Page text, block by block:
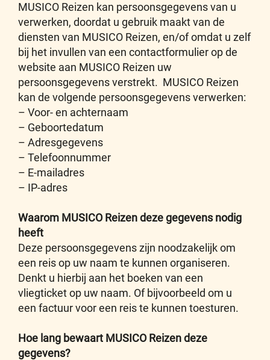
MUSICO Reizen kan persoonsgegevens van u
verwerken, doordat u gebruik maakt van de
diensten van MUSICO Reizen, en/of omdat u zelf
bij het invullen van een contactformulier op de
website aan MUSICO Reizen uw
persoonsgegevens verstrekt. MUSICO Reizen
kan de volgende persoonsgegevens verwerken:
– Voor- en achternaam
– Geboortedatum
– Adresgegevens
– Telefoonnummer
– E-mailadres
– IP-adres
Waarom MUSICO Reizen deze gegevens nodig
heeft
Deze persoonsgegevens zijn noodzakelijk om
een reis op uw naam te kunnen organiseren.
Denkt u hierbij aan het boeken van een
vliegticket op uw naam. Of bijvoorbeeld om u
een factuur voor een reis te kunnen toesturen.
Hoe lang bewaart MUSICO Reizen deze
gegevens?